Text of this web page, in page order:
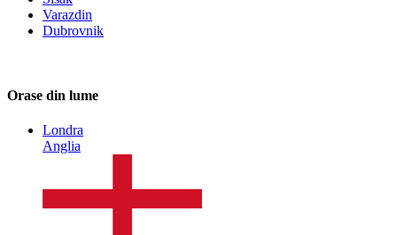
Varazdin
Dubrovnik
Orase din lume
Londra
Anglia